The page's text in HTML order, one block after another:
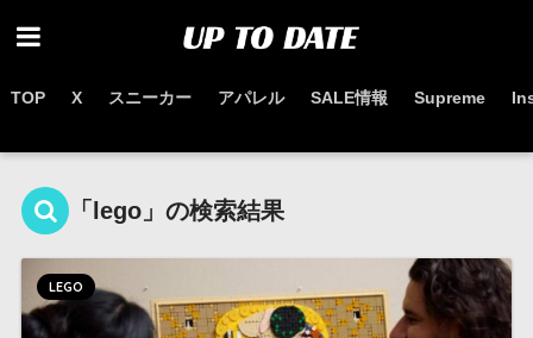
TOP X スニーカー アパレル SALE情報 Supreme
「lego」の検索結果
LEGO